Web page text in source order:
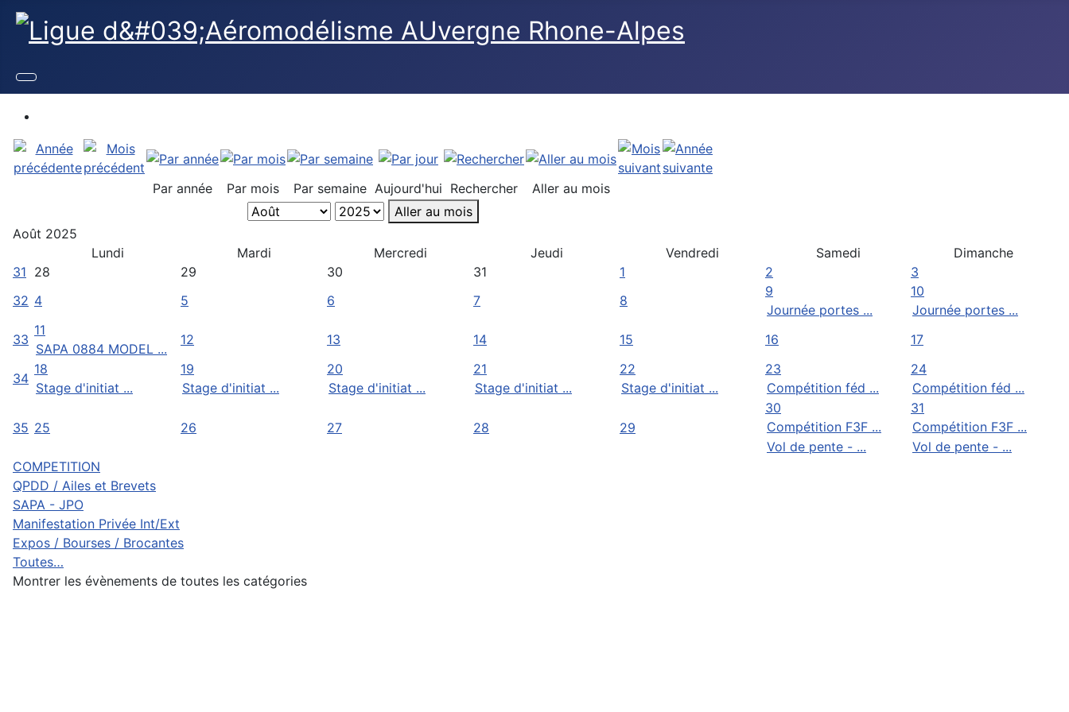
Par année Par mois Par semaine Aujourd'hui Rechercher
Aller au mois
Aller au mois
Août 2025
Lundi
Mardi Mercredi Jeudi Vendredi Samedi
Dimanche
31 28 29 30 31 1 2
3
32 4 5 6 7 8
9
Journée portes ...
10
Journée portes ...
33
11
SAPA 0884 MODEL ...
12 13 14 15 16 17
34
18
Stage d'initiat ...
19
Stage d'initiat ...
20
Stage d'initiat ...
21
Stage d'initiat ...
22
Stage d'initiat ...
23
Compétition féd ...
24
Compétition féd ...
35 25 26 27 28 29
30
Compétition F3F ...
Vol de pente - ...
31
Compétition F3F ...
Vol de pente - ...
COMPETITION
QPDD / Ailes et Brevets
SAPA - JPO
Manifestation Privée Int/Ext
Expos / Bourses / Brocantes
Toutes…
Montrer les évènements de toutes les catégories